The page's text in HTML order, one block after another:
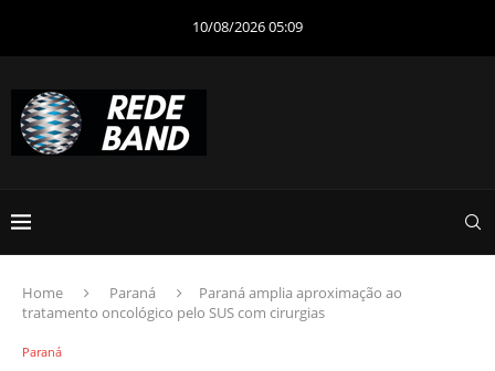
10/08/2026 05:09
Home Paraná
Paraná amplia aproximação ao
tratamento oncológico pelo SUS com cirurgias
Paraná